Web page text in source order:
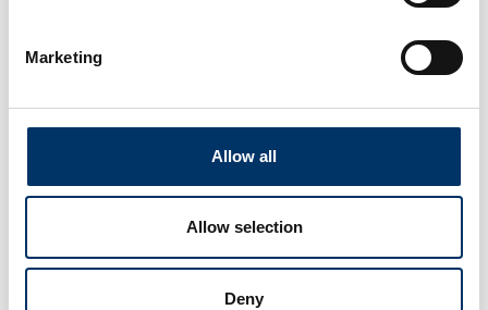
Marketing
Allow all
Allow selection
Deny
0049 (451) 290 286-0